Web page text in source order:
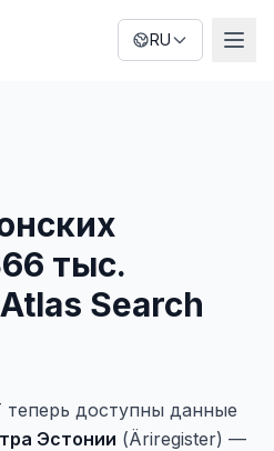
RU
тыс.
Search
теперь доступны данные
Эстонии (Äriregister) —